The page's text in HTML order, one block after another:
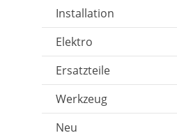
Installation
Elektro
Ersatzteile
Werkzeug
Neu